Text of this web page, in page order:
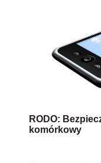
RODO:
komórkowy